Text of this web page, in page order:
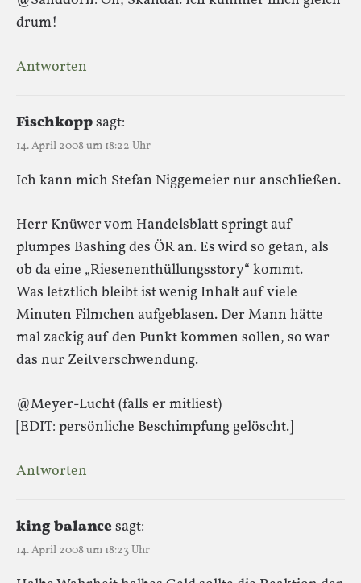
drum!
Antworten
Fischkoppsagt:
14. April 2008 um 18:22 Uhr
Ich kann mich Stefan Niggemeier nur anschließen.
Herr Knüwer vom Handelsblatt springt auf
plumpes Bashing des ÖR an. Es wird so getan, als
ob da eine „Riesenenthüllungsstory“ kommt.
Was letztlich bleibt ist wenig Inhalt auf viele
Minuten Filmchen aufgeblasen. Der Mann hätte
mal zackig auf den Punkt kommen sollen, so war
das nur Zeitverschwendung.
@Meyer-Lucht (falls er mitliest)
[EDIT: persönliche Beschimpfung gelöscht.]
Antworten
king balancesagt:
14. April 2008 um 18:23 Uhr